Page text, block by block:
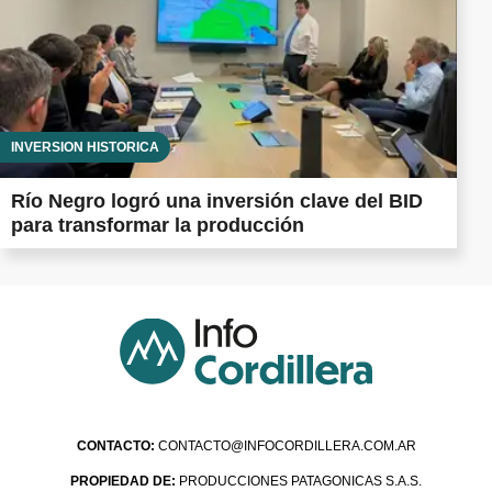
INVERSIÓN HISTÓRICA
Río Negro logró una inversión clave del BID
para transformar la producción
CONTACTO: CONTACTO@INFOCORDILLERA.COM.AR
PROPIEDAD DE: PRODUCCIONES PATAGONICAS S.A.S.